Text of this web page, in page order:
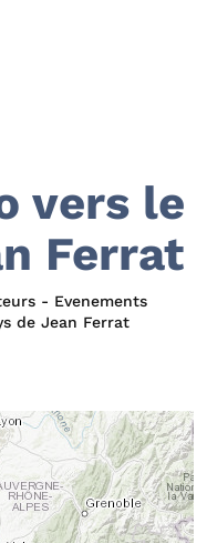
vers le
Ferrat
- Evenements
de Jean Ferrat